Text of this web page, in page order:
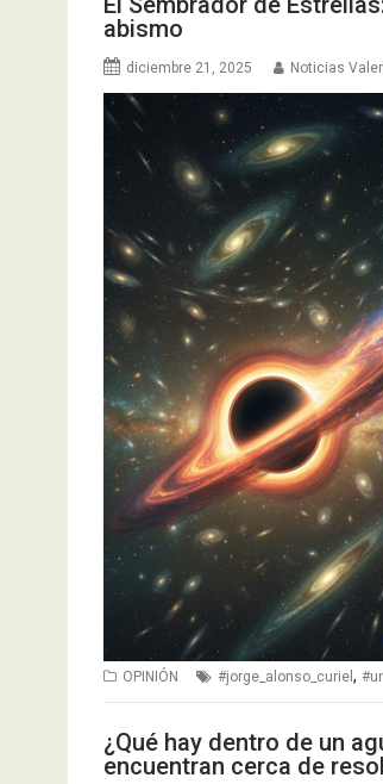
abismo
diciembre 21, 2025 Noticias
OPINIÓN #jorge_alonso_curiel ,
¿Qué hay dentro de un
encuentran cerca de